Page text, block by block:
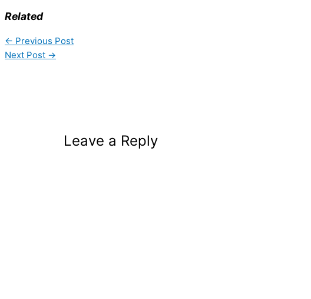
Related
← Previous Post
Next Post →
Leave a Reply